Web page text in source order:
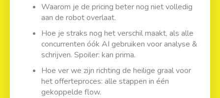
Waarom je de pricing beter nog niet volledig
aan de robot overlaat.
Hoe je straks nog het verschil maakt, als alle
concurrenten óók AI gebruiken voor analyse &
schrijven. Spoiler: kan prima.
Hoe ver we zijn richting de heilige graal voor
het offerteproces: alle stappen in één
gekoppelde flow.